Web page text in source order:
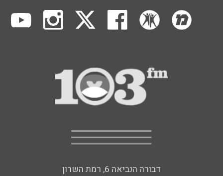
דבורה הנביאה 6, רמת השרון